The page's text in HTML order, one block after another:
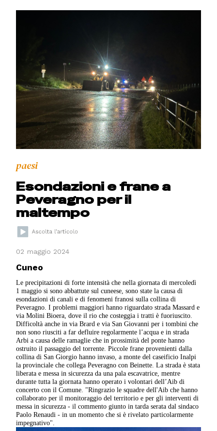
paesi
Esondazioni e frane a
Peveragno per il
maltempo
02 maggio 2024
Cuneo
Le precipitazioni di forte intensità che nella giornata di mercoledì
1 maggio si sono abbattute sul cuneese, sono state la causa di
esondazioni di canali e di fenomeni franosi sulla collina di
Peveragno. I problemi maggiori hanno riguardato strada Massard e
via Molini Bioera, dove il rio che costeggia i tratti è fuoriuscito.
Difficoltà anche in via Brard e via San Giovanni per i tombini che
non sono riusciti a far defluire regolarmente l’acqua e in strada
Arbi a causa delle ramaglie che in prossimità del ponte hanno
ostruito il passaggio del torrente. Piccole frane provenienti dalla
collina di San Giorgio hanno invaso, a monte del caseificio Inalpi
la provinciale che collega Peveragno con Beinette. La strada è stata
liberata e messa in sicurezza da una pala escavatrice, mentre
durante tutta la giornata hanno operato i volontari dell’Aib di
concerto con il Comune. "Ringrazio le squadre dell'Aib che hanno
collaborato per il monitoraggio del territorio e per gli interventi di
messa in sicurezza - il commento giunto in tarda serata dal sindaco
Paolo Renaudi - in un momento che si è rivelato particolarmente
impegnativo".